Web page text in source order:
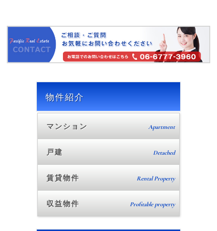
物件紹介
マンション Apartment
戸建 Detached
賃貸物件 Rental Property
収益物件 Profitable property